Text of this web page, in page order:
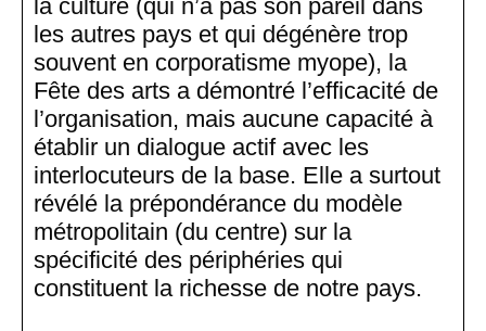
la culture (qui n’a pas son pareil dans
les autres pays et qui dégénère trop
souvent en corporatisme myope), la
Fête des arts a démontré l’efficacité de
l’organisation, mais aucune capacité à
établir un dialogue actif avec les
interlocuteurs de la base. Elle a surtout
révélé la prépondérance du modèle
métropolitain (du centre) sur la
spécificité des périphéries qui
constituent la richesse de notre pays.